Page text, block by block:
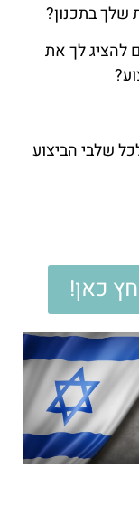
שלך בתכנון?
להציג לך את
שלבי הביצוע
כאן!